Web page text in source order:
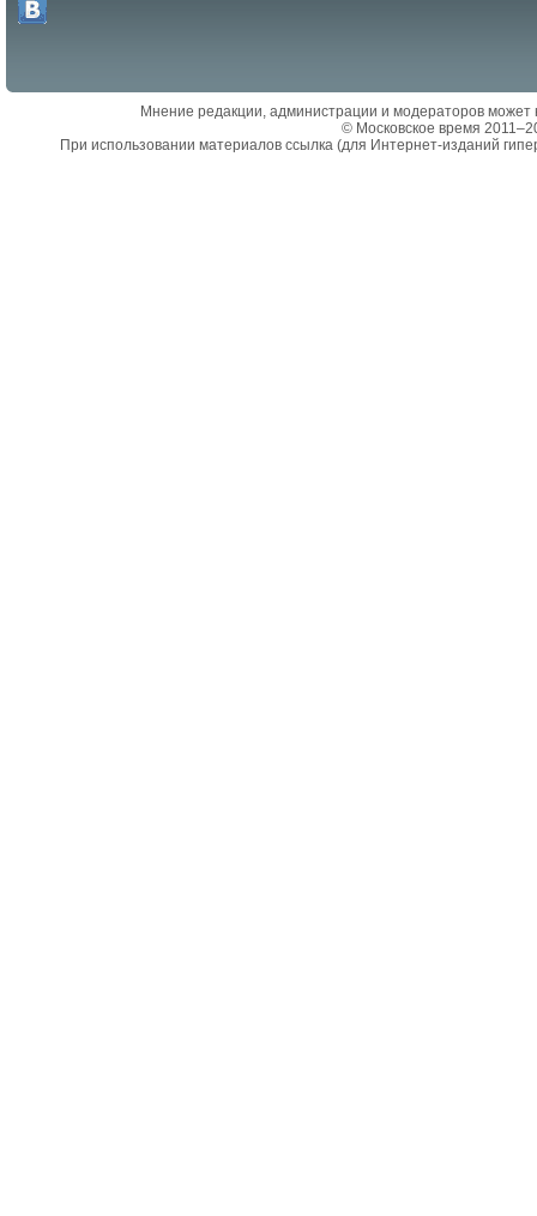
Мнение редакции, администрации и модераторов может
© Московское время
При использовании материалов ссылка (для Интернет-изданий